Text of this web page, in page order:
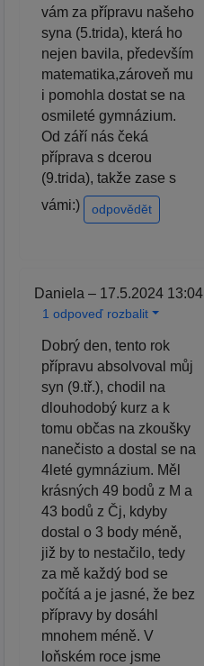
vám za přípravu našeho
syna (5.trida), která ho
nejen bavila, především
matematika,zároveň mu
i pomohla dostat se na
osmileté gymnázium.
Od září nás čeká
příprava s dcerou
(9.trida), takže zase s
vámi:)
odpovědět
Daniela – 17.5.2024 13:04
1 odpoveď rozbalit
Dobrý den, tento rok
přípravu absolvoval můj
syn (9.tř.), chodil na
dlouhodobý kurz a k
tomu občas na zkoušky
nanečisto a dostal se na
4leté gymnázium. Měl
krásných 49 bodů z M a
43 bodů z Čj, kdyby
dostal o 3 body méně,
již by to nestačilo, tedy
za mě každý bod se
počítá a je jasné, že bez
přípravy by dosáhl
mnohem méně. V
loňském roce jsme